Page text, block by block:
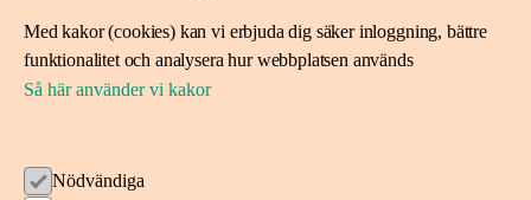
Om Idéer för livet
Spara i fonden
Med kakor (cookies) kan vi erbjuda dig säker inloggning, bättre
funktionalitet och analysera hur webbplatsen används
Så här använder vi kakor
Nödvändiga